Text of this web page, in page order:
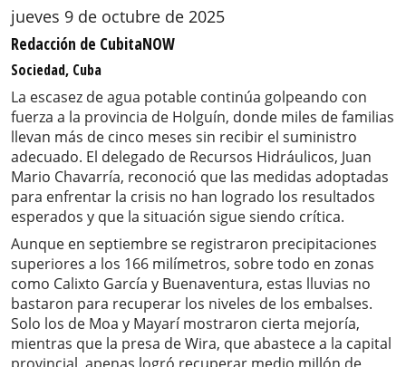
jueves 9 de octubre de 2025
Redacción de CubitaNOW
Sociedad, Cuba
La escasez de agua potable continúa golpeando con
fuerza a la provincia de Holguín, donde miles de familias
llevan más de cinco meses sin recibir el suministro
adecuado. El delegado de Recursos Hidráulicos, Juan
Mario Chavarría, reconoció que las medidas adoptadas
para enfrentar la crisis no han logrado los resultados
esperados y que la situación sigue siendo crítica.
Aunque en septiembre se registraron precipitaciones
superiores a los 166 milímetros, sobre todo en zonas
como Calixto García y Buenaventura, estas lluvias no
bastaron para recuperar los niveles de los embalses.
Solo los de Moa y Mayarí mostraron cierta mejoría,
mientras que la presa de Wira, que abastece a la capital